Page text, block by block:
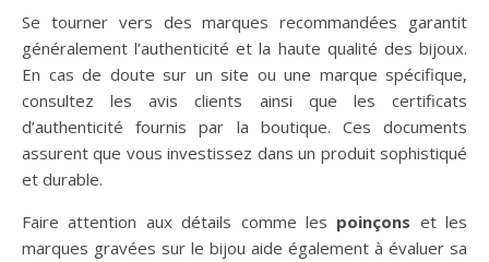
Se tourner vers des marques recommandées garantit
généralement l’authenticité et la haute qualité des bijoux.
En cas de doute sur un site ou une marque spécifique,
consultez les avis clients ainsi que les certificats
d’authenticité fournis par la boutique. Ces documents
assurent que vous investissez dans un produit sophistiqué
et durable.
Faire attention aux détails comme les poinçons et les
marques gravées sur le bijou aide également à évaluer sa